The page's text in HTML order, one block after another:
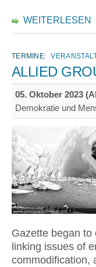
WEITERLESEN
TERMINE:
ALLIED
05. Oktober 2023
Demokratie und
Gazette began to
linking issues of
commodification,